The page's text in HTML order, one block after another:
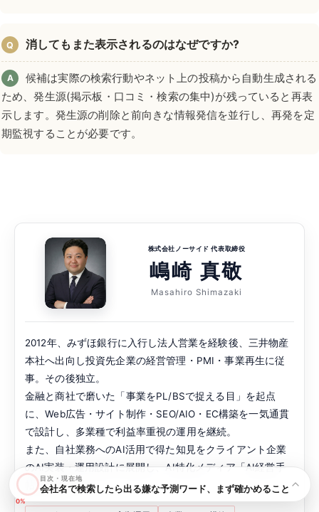
Q 消してもまた表示されるのはなぜですか?
A
候補は実際の検索行動やネット上の投稿から自動生成される
ため、発生源(掲示板・口コミ・検索の集中)が残っていると再表
示します。発生源の削除と前向きな情報発信を並行し、再発を定
期監視することが必要です。
株式会社ノーサイド 代表取締役
嶋崎 真敬
Masahiro Shimazaki
2012年、みずほ銀行に入行し法人営業を経験後、三井物産
本社へ出向し投資先企業の経営管理・PMI・事業再生に従
事。その後独立。
金融と商社で磨いた「事業をPL/BSで捉える目」を起点
に、Web広告・サイト制作・SEO/AIO・EC構築を一気通貫
で設計し、多業種で利益率重視の運用を継続。
また、自社業務へのAI活用で得た知見をクライアント企業
のAI実装・運用設計に展開し、AI特化メディア「AI経営手
帖」も運営。
0%
目次・現在地
会社名で検索したら出る嫌な予測ワード、まず確かめること